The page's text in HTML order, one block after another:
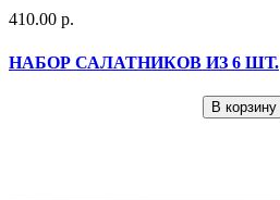
410.00 р.
НАБОР САЛАТНИКОВ ИЗ 6 ШТ.
В корзину